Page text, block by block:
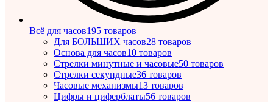
Всё для часов195 товаров
Для БОЛЬШИХ часов28 товаров
Основа для часов10 товаров
Стрелки минутные и часовые50 товаров
Стрелки секундные36 товаров
Часовые механизмы13 товаров
Цифры и циферблаты56 товаров